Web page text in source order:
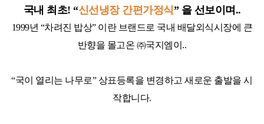
국내 최초! “신선냉장 간편가정식” 을 선보이며..
1999년 “차려진 밥상” 이란 브랜드로 국내 배달외식시장에 큰
반향을 몰고온 ㈜국지엠이..
“국이 열리는 나무로” 상표등록을 변경하고 새로운 출발을 시
작합니다.